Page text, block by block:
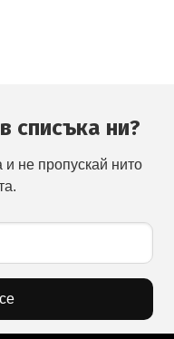
списъка ни?
не пропускай нито